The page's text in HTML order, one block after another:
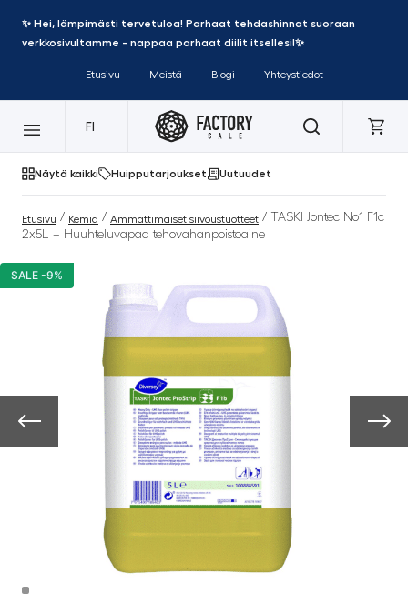
✨ Hei, lämpimästi tervetuloa! Parhaat tehdashinnat suoraan
verkkosivultamme - nappaa parhaat diilit itsellesi!✨
Etusivu Meistä Blogi Yhteystiedot
FI
Näytä kaikki Huipputarjoukset Uutuudet
Etusivu / Kemia / Ammattimaiset siivoustuotteet / TASKI Jontec No1 F1c
2x5L – Huuhteluvapaa tehovahanpoistoaine
SALE -9%